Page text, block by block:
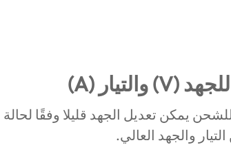
للشحن يمكن تعديل الجهد قليلا وفقًا
والجهد العالي.